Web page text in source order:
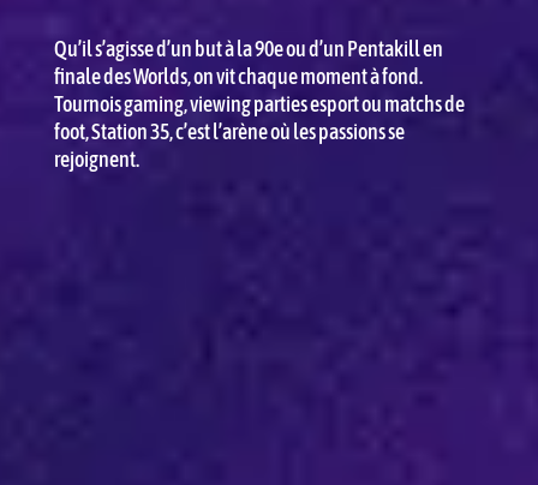
Qu’il s’agisse d’un but à la 90e ou d’un Pentakill en
finale des Worlds, on vit chaque moment à fond.
Tournois gaming, viewing parties esport ou matchs de
foot, Station 35, c’est l’arène où les passions se
rejoignent.